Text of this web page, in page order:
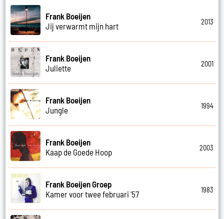
Frank Boeijen
Jij verwarmt mijn hart
2013
Frank Boeijen
Juliette
2001
Frank Boeijen
Jungle
1994
Frank Boeijen
Kaap de Goede Hoop
2003
Frank Boeijen Groep
Kamer voor twee februari '57
1983